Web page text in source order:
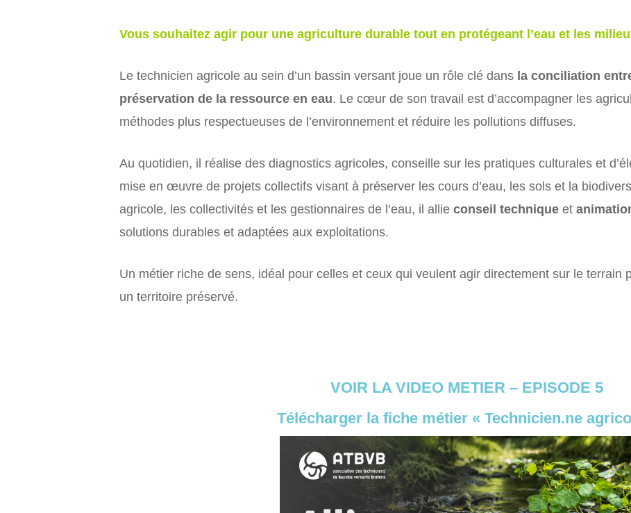
Vous souhaitez agir pour une agriculture durable tout en protégeant l’eau et les
Le technicien agricole au sein d’un bassin versant joue un rôle clé dans la conciliation
préservation de la ressource en eau. Le cœur de son travail est d’accompagner les
méthodes plus respectueuses de l’environnement et réduire les pollutions diffuses.
Au quotidien, il réalise des diagnostics agricoles, conseille sur les pratiques culturales et
mise en œuvre de projets collectifs visant à préserver les cours d’eau, les sols et la
agricole, les collectivités et les gestionnaires de l’eau, il allie conseil technique et
solutions durables et adaptées aux exploitations.
Un métier riche de sens, idéal pour celles et ceux qui veulent agir directement sur le terrain
un territoire préservé.
VOIR LA VIDEO METIER – EPISODE 5
Télécharger la fiche métier « Technicien.ne